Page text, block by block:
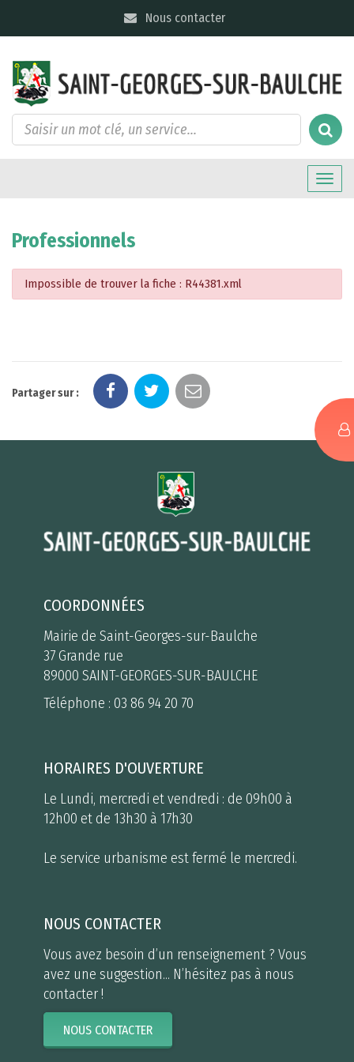
Nous contacter
Toggle
Professionnels
Impossible de trouver la fiche : R44381.xml
Partager sur :
COORDONNÉES
Mairie de Saint-Georges-sur-Baulche
37 Grande rue
89000 SAINT-GEORGES-SUR-BAULCHE
Téléphone : 03 86 94 20 70
HORAIRES D'OUVERTURE
Le Lundi, mercredi et vendredi : de 09h00 à
12h00 et de 13h30 à 17h30
Le service urbanisme est fermé le mercredi.
NOUS CONTACTER
Vous avez besoin d’un renseignement ? Vous
avez une suggestion... N’hésitez pas à nous
contacter !
NOUS CONTACTER